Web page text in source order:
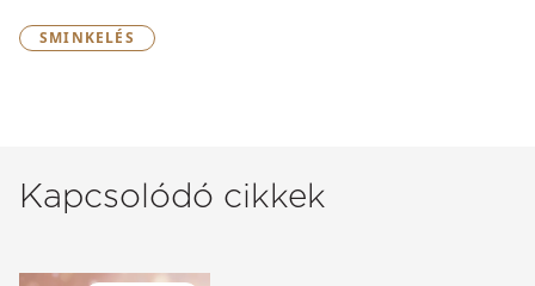
SMINKELÉS
Kapcsolódó cikkek